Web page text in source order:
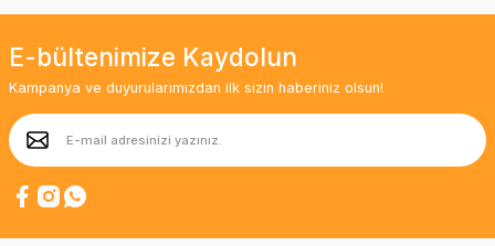
E-bültenimize Kaydolun
Kampanya ve duyurularımızdan ilk sizin haberiniz olsun!